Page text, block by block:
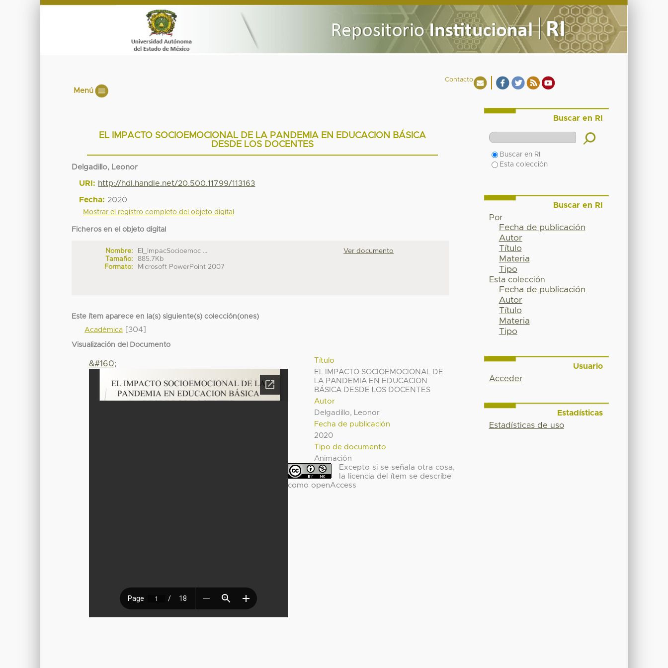
Contacto
Menú
EL IMPACTO SOCIOEMOCIONAL DE LA PANDEMIA EN EDUCACION BÁSICA
DESDE LOS DOCENTES
Delgadillo, Leonor
URI: http://hdl.handle.net/20.500.11799/113163
Fecha: 2020
Mostrar el registro completo del objeto digital
Ficheros en el objeto digital
Nombre:
El_ImpacSocioemoc ...
Tamaño:
885.7Kb
Formato:
Microsoft PowerPoint 2007
Ver documento
Este ítem aparece en la(s) siguiente(s) colección(ones)
Académica [304]
Visualización del Documento
Título
EL IMPACTO SOCIOEMOCIONAL DE
LA PANDEMIA EN EDUCACION
BÁSICA DESDE LOS DOCENTES
Autor
Delgadillo, Leonor
Fecha de publicación
2020
Tipo de documento
Animación
&#160;
Excepto si se señala otra cosa,
la licencia del ítem se describe
como openAccess
Buscar en RI
Buscar en RI
Esta colección
Buscar en RI
Por
Fecha de publicación
Autor
Título
Materia
Tipo
Esta colección
Fecha de publicación
Autor
Título
Materia
Tipo
Usuario
Acceder
Estadísticas
Estadísticas de uso